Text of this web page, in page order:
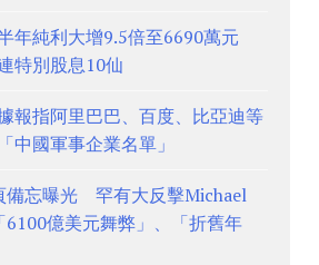
年純利大增9.5倍至6690萬元
特別股息10仙
報指阿里巴巴、百度、比亞迪等
中國軍事企業名單」
備忘曝光 罕有大反擊Michael
億美元舞弊」、「折舊年